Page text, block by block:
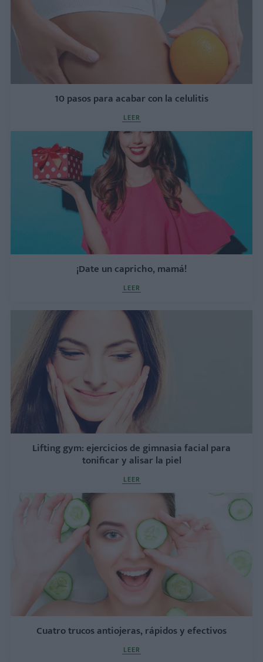
10 pasos para acabar con la celulitis
LEER
¡Date un capricho, mamá!
LEER
Lifting gym: ejercicios de gimnasia facial para
tonificar y alisar la piel
LEER
Cuatro trucos antiojeras, rápidos y efectivos
LEER